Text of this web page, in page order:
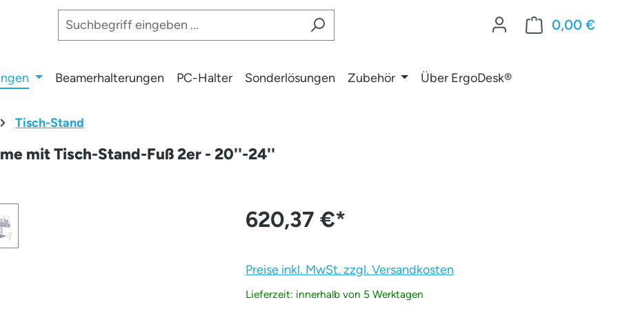
0,00 €
Beamerhalterungen PC-Halter Sonderlösungen Zubehör Über ErgoDesk®
Tisch-Stand
mit Tisch-Stand-Fuß 2er - 20''-24''
620,37 €*
Preise inkl. MwSt. zzgl. Versandkosten
Lieferzeit: innerhalb von 5 Werktagen